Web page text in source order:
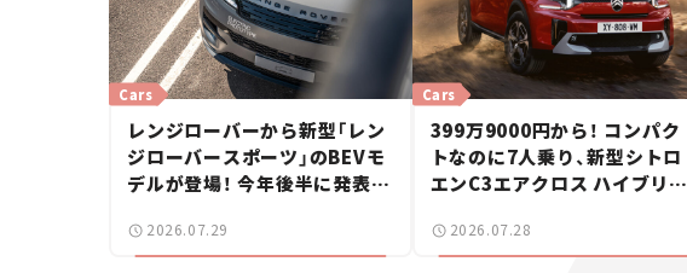
Cars
レンジローバーから新型「レン
ジローバースポーツ」のBEVモ
デルが登場！ 今年後半に発表へ
2026.07.29
Cars
399万9000円から！ コンパク
トなのに7人乗り、新型シトロ
エンC3エアクロス ハイブリッ
2026.07.28